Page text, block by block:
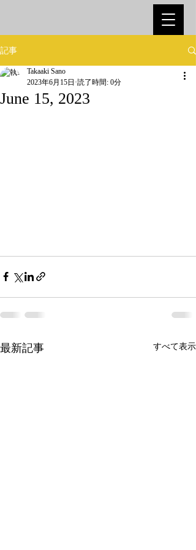
記事
June 15, 2023
Takaaki Sano
2023年6月15日 読了時間: 0分
最新記事 すべて表示